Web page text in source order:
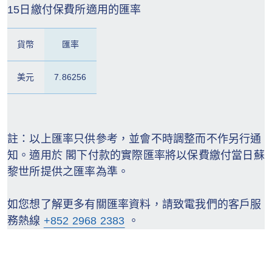
15日繳付保費所適用的匯率
貨幣 匯率
美元 7.86256
註：以上匯率只供參考，並會不時調整而不作另行通
知。適用於 閣下付款的實際匯率將以保費繳付當日蘇
黎世所提供之匯率為準。
如您想了解更多有關匯率資料，請致電我們的客戶服
務熱線 +852 2968 2383 。